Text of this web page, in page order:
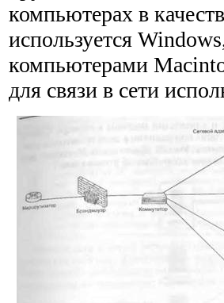
компьютерах в
используется
компьютерами
для связи в сети